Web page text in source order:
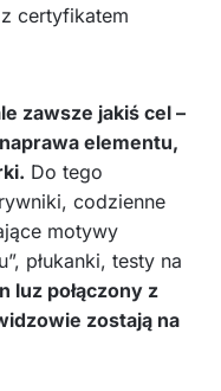
certyfikatem
zawsze jakiś cel –
elementu,
Do tego
codzienne
motywy
płukanki, testy na
luz połączony z
zostają na